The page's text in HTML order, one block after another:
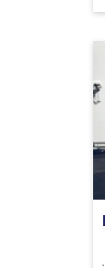
de Aula
das Mídias
Prática
na